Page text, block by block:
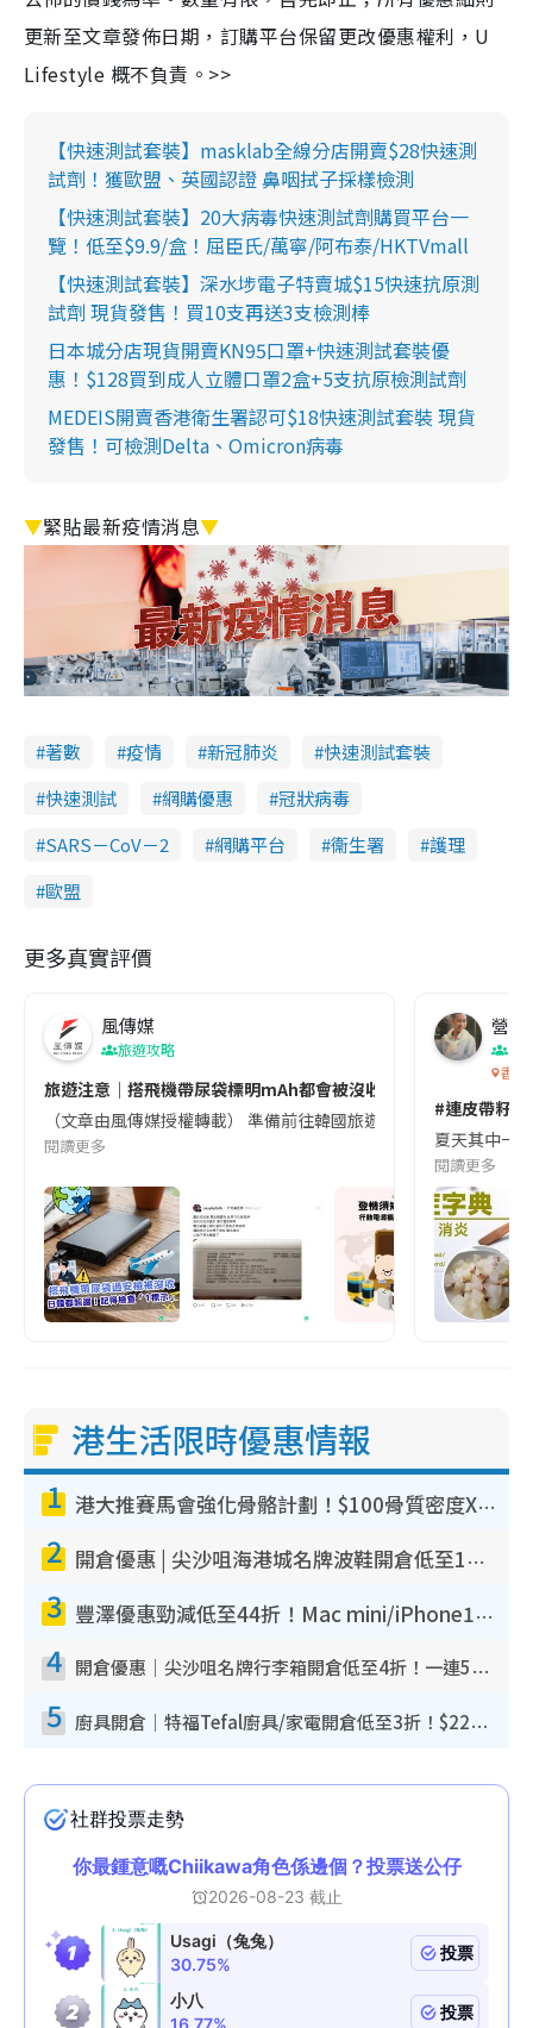
更新至文章發佈日期，訂購平台保留更改優惠權利，U
Lifestyle 概不負責。>>
【快速測試套裝】masklab全線分店開賣$28快速測
試劑！獲歐盟、英國認證 鼻咽拭子採樣檢測
【快速測試套裝】20大病毒快速測試劑購買平台一
覽！低至$9.9/盒！屈臣氏/萬寧/阿布泰/HKTVmall
【快速測試套裝】深水埗電子特賣城$15快速抗原測
試劑 現貨發售！買10支再送3支檢測棒
日本城分店現貨開賣KN95口罩+快速測試套裝優
惠！$128買到成人立體口罩2盒+5支抗原檢測試劑
MEDEIS開賣香港衛生署認可$18快速測試套裝 現貨
發售！可檢測Delta、Omicron病毒
▼緊貼最新疫情消息▼
著數 疫情 新冠肺炎
快速測試套裝
快速測試
網購優惠
冠狀病毒
SARS－CoV－2
網購平台 衞生署
護理
歐盟
更多真實評價
風傳媒
旅遊攻略
旅遊注意｜搭飛機帶尿袋標明mAh都會被沒收😱出發前切記檢查
（文章由風傳媒授權轉載） 準備前往韓國旅遊的民眾，近期要
閱讀更多
營養
香港
#連皮帶籽
夏天其中一
閱讀更多
港生活限時優惠情報
1 港大推賽馬會強化骨骼計劃！$100骨質密度X光檢查 完成免費運動訓練送超市禮券！附參加資格
2 開倉優惠 | 尖沙咀海港城名牌波鞋開倉低至1折！On鞋$899起／Joy&Peace鞋履$98起
3 豐澤優惠勁減低至44折！Mac mini/iPhone17Pro大減價！廚房家電$220起
4 開倉優惠｜尖沙咀名牌行李箱開倉低至4折！一連5日 American Tourister/ace./Hallmark $200起！
5 廚具開倉｜特福Tefal廚具/家電開倉低至3折！$220起買平底鍋/炒鑊/湯煲！電飯煲/吸塵機/燙斗$418起